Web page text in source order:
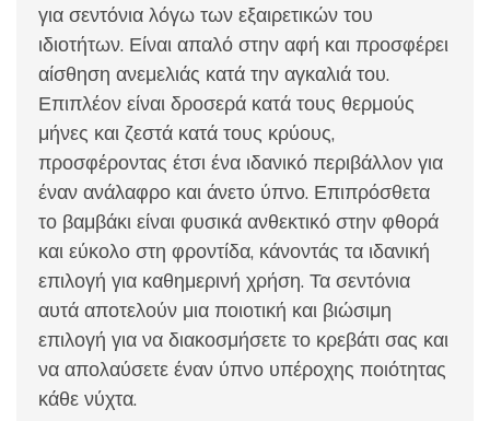
για σεντόνια λόγω των εξαιρετικών του
ιδιοτήτων. Είναι απαλό στην αφή και προσφέρει
αίσθηση ανεμελιάς κατά την αγκαλιά του.
Επιπλέον είναι δροσερά κατά τους θερμούς
μήνες και ζεστά κατά τους κρύους,
προσφέροντας έτσι ένα ιδανικό περιβάλλον για
έναν ανάλαφρο και άνετο ύπνο. Επιπρόσθετα
το βαμβάκι είναι φυσικά ανθεκτικό στην φθορά
και εύκολο στη φροντίδα, κάνοντάς τα ιδανική
επιλογή για καθημερινή χρήση. Τα σεντόνια
αυτά αποτελούν μια ποιοτική και βιώσιμη
επιλογή για να διακοσμήσετε το κρεβάτι σας και
να απολαύσετε έναν ύπνο υπέροχης ποιότητας
κάθε νύχτα.